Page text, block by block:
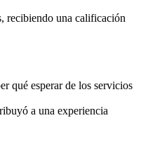
recibiendo una calificación
qué esperar de los servicios
a una experiencia